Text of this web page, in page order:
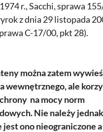
r., Sacchi, sprawa
z dnia 29 listopada
C-17/00, pkt 28).
można zatem
wewnętrznego, ale
na mocy norm
Nie należy jednak
jest ono nieograniczone a